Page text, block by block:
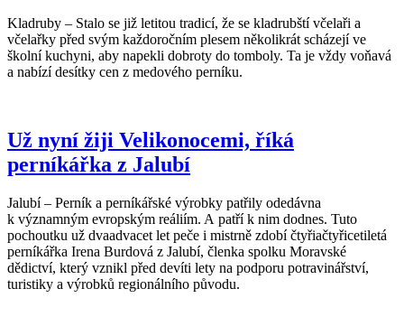
Kladruby – Stalo se již letitou tradicí, že se kladrubští včelaři a
včelařky před svým každoročním plesem několikrát scházejí ve
školní kuchyni, aby napekli dobroty do tomboly. Ta je vždy voňavá
a nabízí desítky cen z medového perníku.
Už nyní žiji Velikonocemi, říká
perníkářka z Jalubí
Jalubí – Perník a perníkářské výrobky patřily odedávna
k významným evropským reáliím. A patří k nim dodnes. Tuto
pochoutku už dvaadvacet let peče i mistrně zdobí čtyřiačtyřicetiletá
perníkářka Irena Burdová z Jalubí, členka spolku Moravské
dědictví, který vznikl před devíti lety na podporu potravinářství,
turistiky a výrobků regionálního původu.